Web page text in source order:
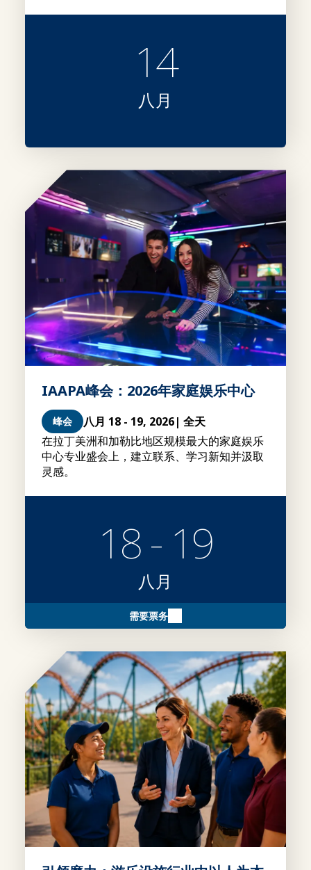
14
八月
IAAPA峰会：2026年家庭娱乐中心
峰会 八月 18 - 19, 2026| 全天
在拉丁美洲和加勒比地区规模最大的家庭娱乐
中心专业盛会上，建立联系、学习新知并汲取
灵感。
18 - 19
八月
需要票务